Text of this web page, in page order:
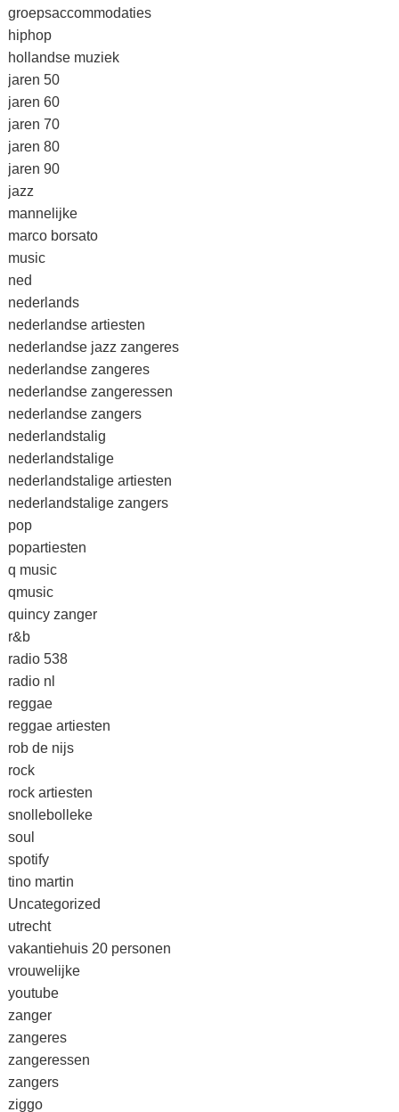
groepsaccommodaties
hiphop
hollandse muziek
jaren 50
jaren 60
jaren 70
jaren 80
jaren 90
jazz
mannelijke
marco borsato
music
ned
nederlands
nederlandse artiesten
nederlandse jazz zangeres
nederlandse zangeres
nederlandse zangeressen
nederlandse zangers
nederlandstalig
nederlandstalige
nederlandstalige artiesten
nederlandstalige zangers
pop
popartiesten
q music
qmusic
quincy zanger
r&b
radio 538
radio nl
reggae
reggae artiesten
rob de nijs
rock
rock artiesten
snollebolleke
soul
spotify
tino martin
Uncategorized
utrecht
vakantiehuis 20 personen
vrouwelijke
youtube
zanger
zangeres
zangeressen
zangers
ziggo